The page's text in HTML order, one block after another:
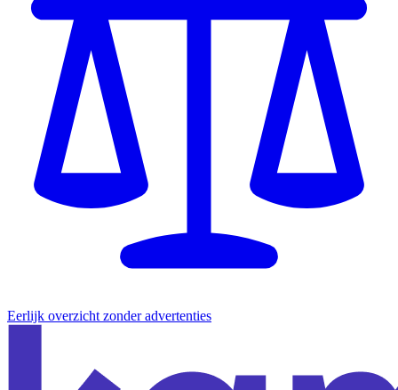
Eerlijk overzicht zonder advertenties